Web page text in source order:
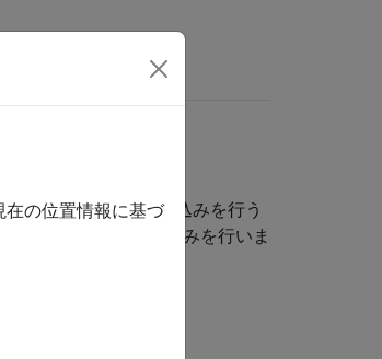
する読み取りと書き込みを行う
る読み取りと書き込みを行いま
在の位置情報に基づ